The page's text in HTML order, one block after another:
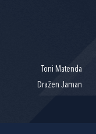
Toni Matenda
Dražen Jaman